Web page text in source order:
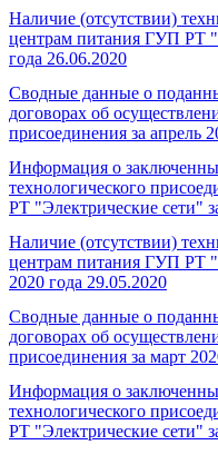
Наличие (отсутствии)
центрам питания ГУП РТ
года 26.06.2020
Сводные данные о
договорах об
присоединения за апрель
Информация о
технологического
РТ "Электрические сети"
Наличие (отсутствии)
центрам питания ГУП РТ
2020 года 29.05.2020
Сводные данные о
договорах об
присоединения за март
Информация о
технологического
РТ "Электрические сети"